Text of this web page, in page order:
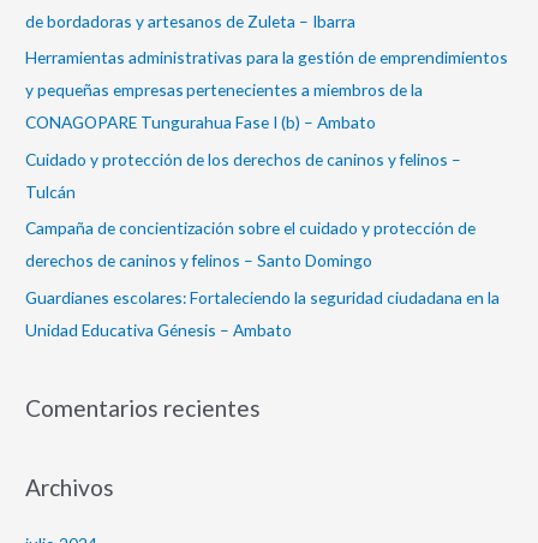
r
de bordadoras y artesanos de Zuleta – Ibarra
Herramientas administrativas para la gestión de emprendimientos
y pequeñas empresas pertenecientes a miembros de la
CONAGOPARE Tungurahua Fase I (b) – Ambato
Cuidado y protección de los derechos de caninos y felinos –
Tulcán
Campaña de concientización sobre el cuidado y protección de
derechos de caninos y felinos – Santo Domingo
Guardianes escolares: Fortaleciendo la seguridad ciudadana en la
Unidad Educativa Génesis – Ambato
Comentarios recientes
Archivos